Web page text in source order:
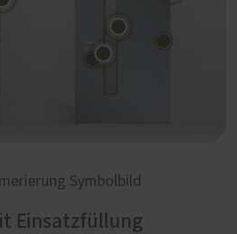
Einsatzfüllung